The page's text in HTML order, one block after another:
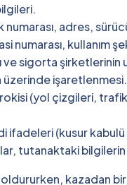
adres, sürücü
numarası, kullanım
sigorta şirketlerinin
üzerinde işaretlenmesi.
(yol çizgileri,
ifadeleri (kusur
tutanaktaki
kazadan